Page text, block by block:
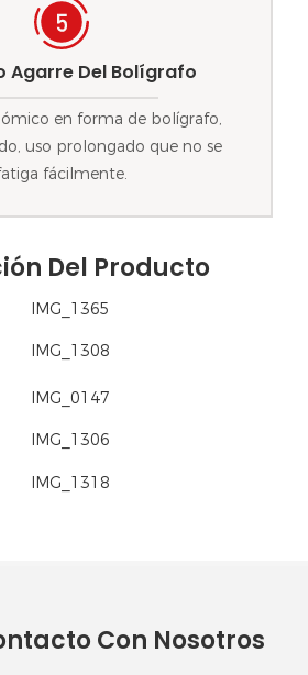
Agarre Del Bolígrafo
en forma de bolígrafo,
uso prolongado que no se
fácilmente.
Del Producto
Con Nosotros